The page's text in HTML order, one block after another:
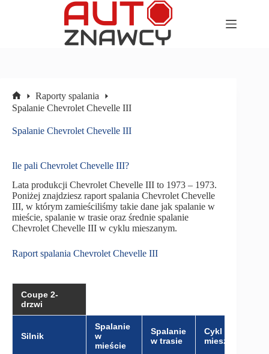
Strona
główna
Raporty spalania
Spalanie Chevrolet Chevelle III
Spalanie Chevrolet Chevelle III
Ile pali Chevrolet Chevelle III?
Lata produkcji Chevrolet Chevelle III to 1973 – 1973.
Poniżej znajdziesz raport spalania Chevrolet Chevelle
III, w którym zamieściliśmy takie dane jak spalanie w
mieście, spalanie w trasie oraz średnie spalanie
Chevrolet Chevelle III w cyklu mieszanym.
Raport spalania Chevrolet Chevelle III
Coupe 2-
drzwi
Silnik
Spalanie
w
mieście
Spalanie
w trasie
Cykl
mieszany